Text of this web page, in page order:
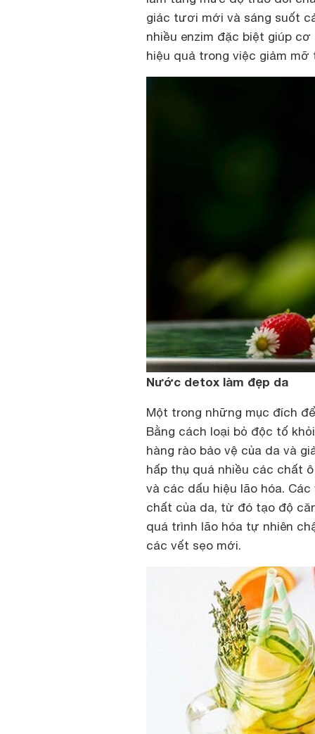
giác tươi mới và sáng suốt
nhiều enzim đặc biệt giúp
hiệu quả trong việc giảm mỡ
Nước detox làm đẹp da
Một trong những mục đích
Bằng cách loại bỏ độc tố
hàng rào bảo vệ của da và
hấp thụ quá nhiều các chất
và các dấu hiệu lão hóa.
chất của da, từ đó tạo độ
quá trình lão hóa tự nhiên
các vết sẹo mới.